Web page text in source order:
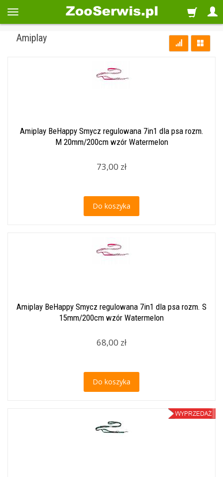
Amiplay
Amiplay BeHappy Smycz regulowana 7in1 dla psa rozm.
M 20mm/200cm wzór Watermelon
73,00 zł
Do koszyka
Amiplay BeHappy Smycz regulowana 7in1 dla psa rozm. S
15mm/200cm wzór Watermelon
68,00 zł
Do koszyka